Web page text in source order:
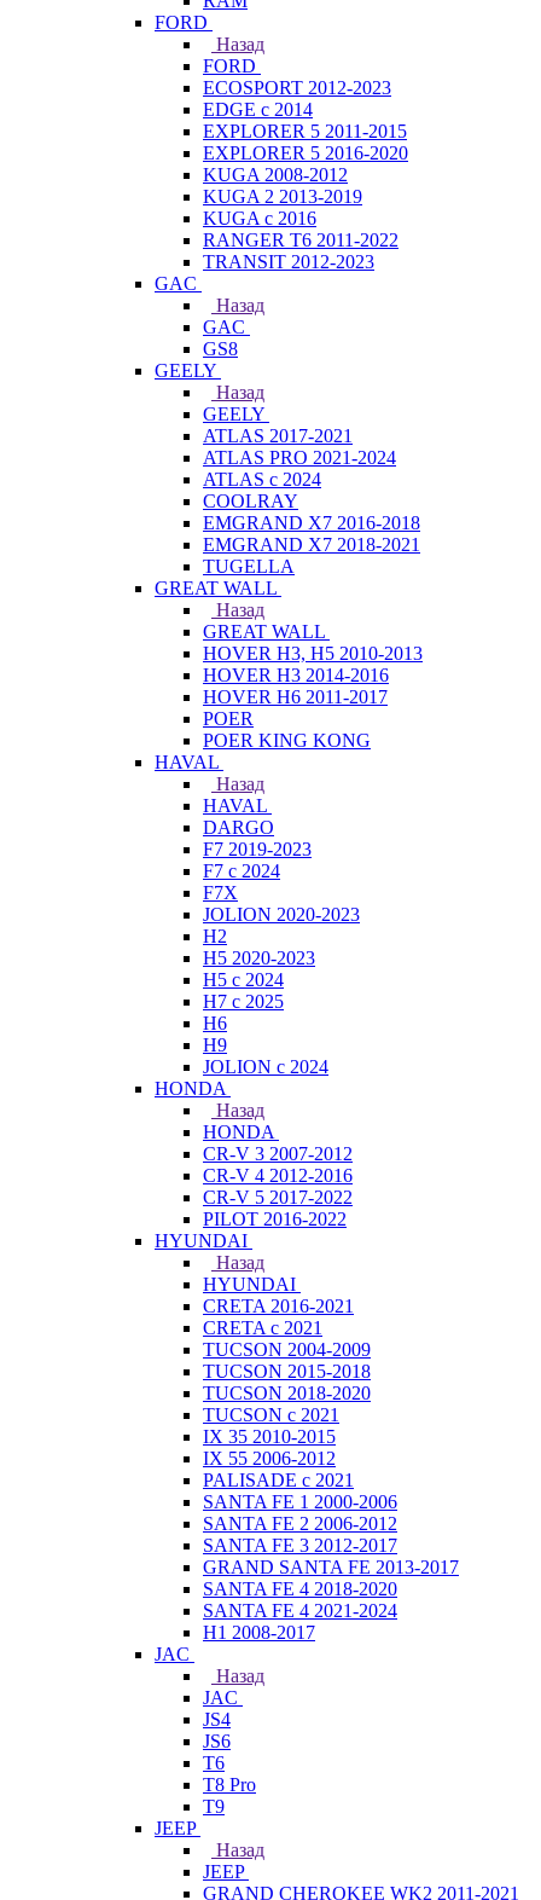
FORD
Назад
FORD
ECOSPORT 2012-2023
EDGE c 2014
EXPLORER 5 2011-2015
EXPLORER 5 2016-2020
KUGA 2008-2012
KUGA 2 2013-2019
KUGA с 2016
RANGER T6 2011-2022
TRANSIT 2012-2023
GAC
Назад
GAC
GS8
GEELY
Назад
GEELY
ATLAS 2017-2021
ATLAS PRO 2021-2024
ATLAS с 2024
COOLRAY
EMGRAND X7 2016-2018
EMGRAND X7 2018-2021
TUGELLA
GREAT WALL
Назад
GREAT WALL
HOVER H3, H5 2010-2013
HOVER H3 2014-2016
HOVER H6 2011-2017
POER
POER KING KONG
HAVAL
Назад
HAVAL
DARGO
F7 2019-2023
F7 с 2024
F7X
JOLION 2020-2023
H2
H5 2020-2023
H5 с 2024
H7 с 2025
H6
H9
JOLION с 2024
HONDA
Назад
HONDA
CR-V 3 2007-2012
CR-V 4 2012-2016
CR-V 5 2017-2022
PILOT 2016-2022
HYUNDAI
Назад
HYUNDAI
CRETA 2016-2021
CRETA с 2021
TUCSON 2004-2009
TUCSON 2015-2018
TUCSON 2018-2020
TUCSON с 2021
IX 35 2010-2015
IX 55 2006-2012
PALISADE с 2021
SANTA FE 1 2000-2006
SANTA FE 2 2006-2012
SANTA FE 3 2012-2017
GRAND SANTA FE 2013-2017
SANTA FE 4 2018-2020
SANTA FE 4 2021-2024
H1 2008-2017
JAC
Назад
JAC
JS4
JS6
T6
T8 Pro
T9
JEEP
Назад
JEEP
GRAND CHEROKEE WK2 2011-2021